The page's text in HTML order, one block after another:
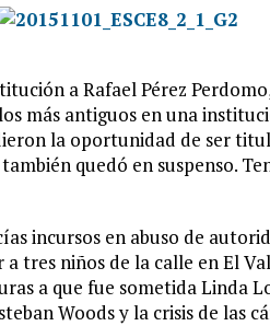
a Rafael Pérez
más antiguos en una
la oportunidad de ser
quedó en suspenso.
incursos en abuso de
tres niños de la calle en El
a que fue sometida Linda
Woods y la crisis de las